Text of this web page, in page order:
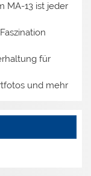
MA-13 ist jeder
für
und mehr